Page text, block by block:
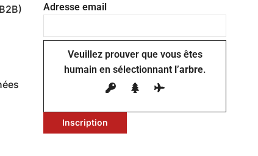
Adresse email
Veuillez prouver que vous êtes
humain en sélectionnantl’arbre.